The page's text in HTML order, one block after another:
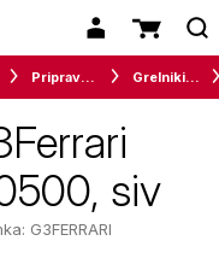
Priprava napitkov Grelniki vode
siv
G3FERRARI